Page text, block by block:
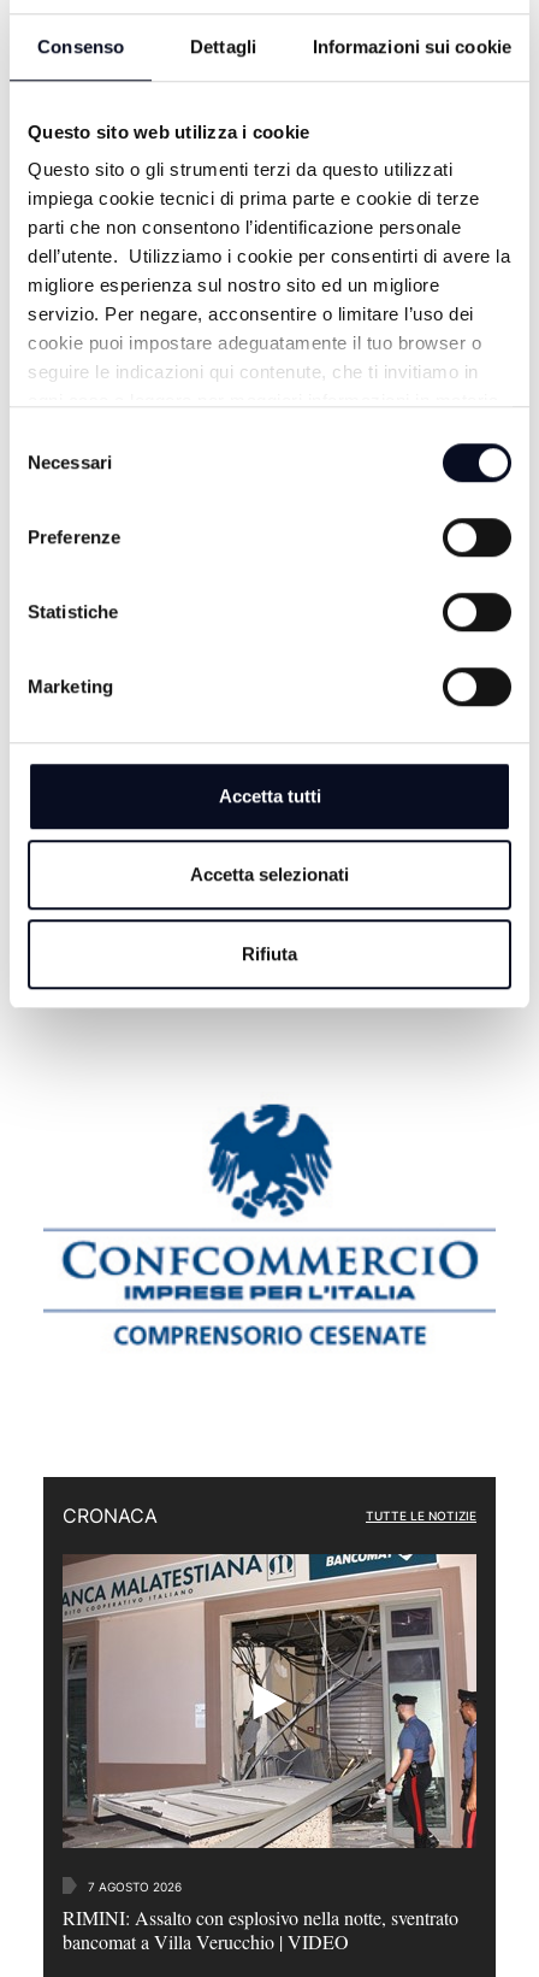
Consenso Dettagli Informazioni sui cookie
Questo sito web utilizza i cookie
Questo sito o gli strumenti terzi da questo utilizzati
impiega cookie tecnici di prima parte e cookie di terze
parti che non consentono l’identificazione personale
dell’utente. Utilizziamo i cookie per consentirti di avere la
migliore esperienza sul nostro sito ed un migliore
servizio. Per negare, acconsentire o limitare l’uso dei
cookie puoi impostare adeguatamente il tuo browser o
seguire le indicazioni qui contenute, che ti invitiamo in
delNecessari
Preferenze
Statistiche
Marketing
Accetta tutti
Accetta selezionati
Rifiuta
ALTRE NOTIZIE TUTTE LE NOTIZIE
RIMINI: Addio dei frati dopo 500 anni, “ma la mensa
7 AGOSTO 2026
BASKET: La Start Romagna Cup porta la Virtus
visita insieme a San Patrignano
CRONACA TUTTE LE NOTIZIE
7 AGOSTO 2026
RIMINI: Assalto con esplosivo nella notte, sventrato
bancomat a Villa Verucchio | VIDEO